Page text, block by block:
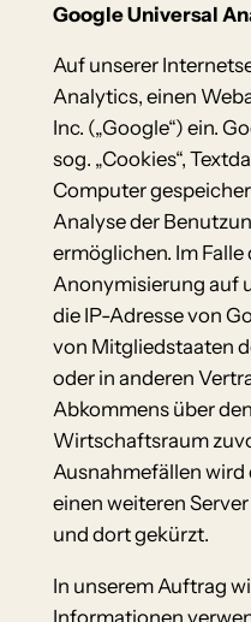
Google Universal
Auf unserer
Analytics, einen
Inc. („Google“) ein.
sog. „Cookies“,
Computer
Analyse der
ermöglichen. Im
Anonymisierung auf
die IP-Adresse von
von Mitgliedstaaten
oder in anderen
Abkommens über
Wirtschaftsraum
Ausnahmefällen wird
einen weiteren
und dort gekürzt.
In unserem Auftrag